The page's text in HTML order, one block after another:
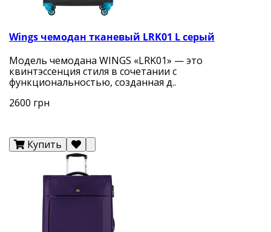
Wings чемодан тканевый LRK01 L серый
Модель чемодана WINGS «LRK01» — это
квинтэссенция стиля в сочетании с
функциональностью, созданная д..
2600 грн
Купить